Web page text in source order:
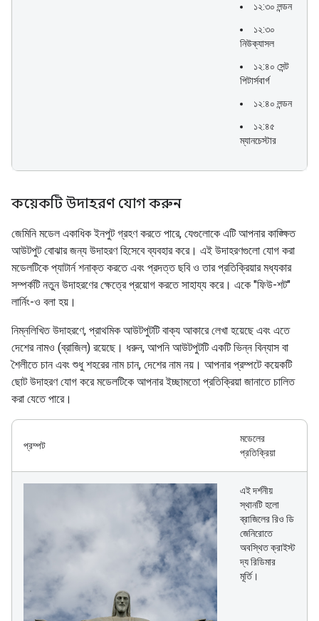
১২:৩০ লন্ডন
১২:৩০
নিউক্যাসল
১২:৪০ সেন্ট
পিটার্সবার্গ
১২:৪০ লন্ডন
১২:৪৫
ম্যানচেস্টার
কয়েকটি উদাহরণ যোগ করুন
জেমিনি মডেল একাধিক ইনপুট গ্রহণ করতে পারে, যেগুলোকে এটি আপনার কাঙ্ক্ষিত
আউটপুট বোঝার জন্য উদাহরণ হিসেবে ব্যবহার করে। এই উদাহরণগুলো যোগ করা
মডেলটিকে প্যাটার্ন শনাক্ত করতে এবং প্রদত্ত ছবি ও তার প্রতিক্রিয়ার মধ্যকার
সম্পর্কটি নতুন উদাহরণের ক্ষেত্রে প্রয়োগ করতে সাহায্য করে। একে "ফিউ-শট"
লার্নিং-ও বলা হয়।
নিম্নলিখিত উদাহরণে, প্রাথমিক আউটপুটটি বাক্য আকারে লেখা হয়েছে এবং এতে
দেশের নামও (ব্রাজিল) রয়েছে। ধরুন, আপনি আউটপুটটি একটি ভিন্ন বিন্যাস বা
শৈলীতে চান এবং শুধু শহরের নাম চান, দেশের নাম নয়। আপনার প্রম্পটে কয়েকটি
ছোট উদাহরণ যোগ করে মডেলটিকে আপনার ইচ্ছামতো প্রতিক্রিয়া জানাতে চালিত
করা যেতে পারে।
প্রম্পট
মডেলের
প্রতিক্রিয়া
এই দর্শনীয়
স্থানটি হলো
ব্রাজিলের রিও ডি
জেনিরোতে
অবস্থিত ক্রাইস্ট
দ্য রিডিমার
মূর্তি।